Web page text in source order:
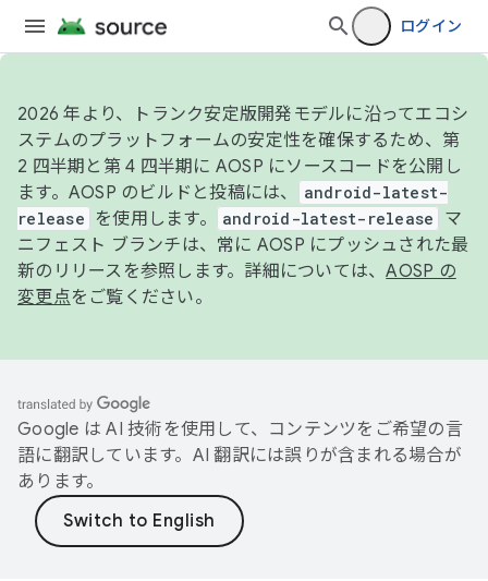
ログイン
2026 年より、トランク安定版開発モデルに沿ってエコシ
ステムのプラットフォームの安定性を確保するため、第
2 四半期と第 4 四半期に AOSP にソースコードを公開し
ます。AOSP のビルドと投稿には、
android-latest-
release
を使用します。 android-latest-release
マ
ニフェスト ブランチは、常に AOSP にプッシュされた最
新のリリースを参照します。詳細については、AOSP の
変更点をご覧ください。
Google は AI 技術を使用して、コンテンツをご希望の言
語に翻訳しています。AI 翻訳には誤りが含まれる場合が
あります。